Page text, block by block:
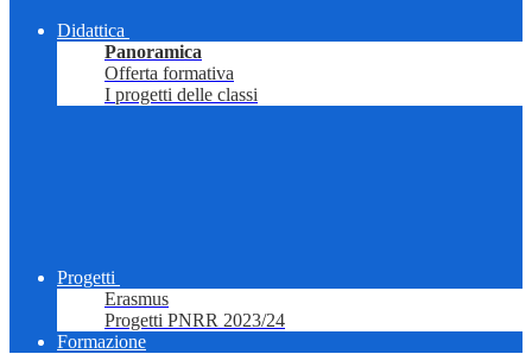
Didattica
Panoramica
Offerta formativa
I progetti delle classi
Progetti
Erasmus
Progetti PNRR 2023/24
Formazione